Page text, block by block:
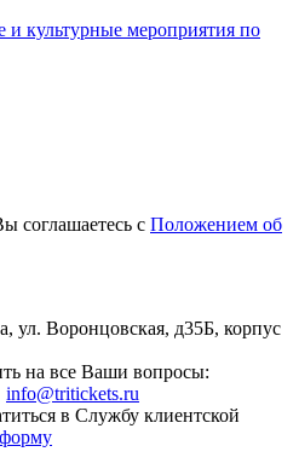
и культурные мероприятия по
соглашаетесь с Положением об
ул. Воронцовская, д35Б, корпус
на все Ваши вопросы:
info@tritickets.ru
в Службу клиентской